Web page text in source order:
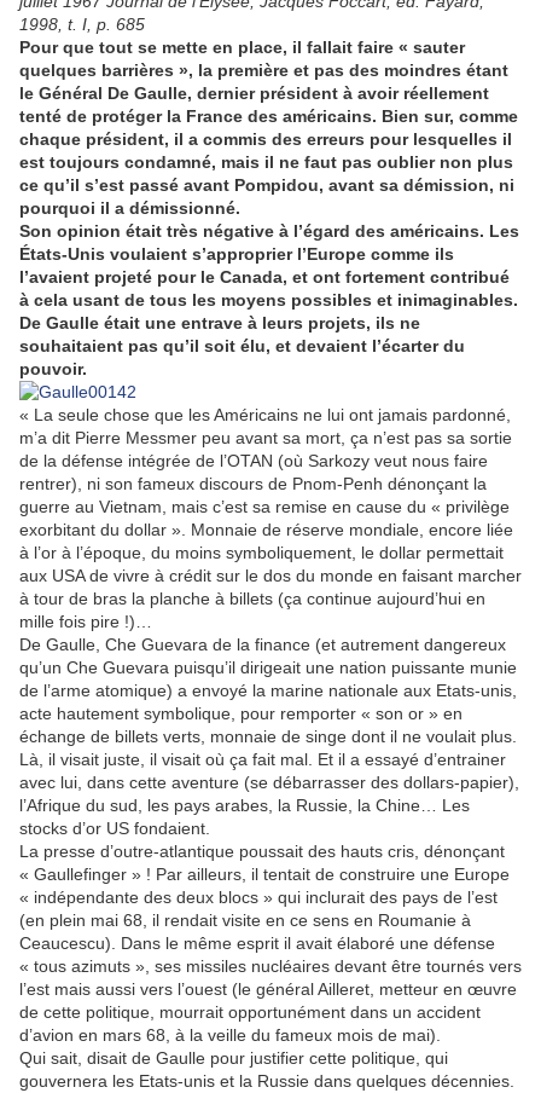
1998, t. I, p. 685
Pour que tout se mette en place, il fallait faire « sauter
quelques barrières », la première et pas des moindres étant
le Général De Gaulle, dernier président à avoir réellement
tenté de protéger la France des américains. Bien sur, comme
chaque président, il a commis des erreurs pour lesquelles il
est toujours condamné, mais il ne faut pas oublier non plus
ce qu’il s’est passé avant Pompidou, avant sa démission, ni
pourquoi il a démissionné.
Son opinion était très négative à l’égard des américains. Les
États-Unis voulaient s’approprier l’Europe comme ils
l’avaient projeté pour le Canada, et ont fortement contribué
à cela usant de tous les moyens possibles et inimaginables.
De Gaulle était une entrave à leurs projets, ils ne
souhaitaient pas qu’il soit élu, et devaient l’écarter du
pouvoir.
« La seule chose que les Américains ne lui ont jamais pardonné,
m’a dit Pierre Messmer peu avant sa mort, ça n’est pas sa sortie
de la défense intégrée de l’OTAN (où Sarkozy veut nous faire
rentrer), ni son fameux discours de Pnom-Penh dénonçant la
guerre au Vietnam, mais c’est sa remise en cause du « privilège
exorbitant du dollar ». Monnaie de réserve mondiale, encore liée
à l’or à l’époque, du moins symboliquement, le dollar permettait
aux USA de vivre à crédit sur le dos du monde en faisant marcher
à tour de bras la planche à billets (ça continue aujourd’hui en
mille fois pire !)…
De Gaulle, Che Guevara de la finance (et autrement dangereux
qu’un Che Guevara puisqu’il dirigeait une nation puissante munie
de l’arme atomique) a envoyé la marine nationale aux Etats-unis,
acte hautement symbolique, pour remporter « son or » en
échange de billets verts, monnaie de singe dont il ne voulait plus.
Là, il visait juste, il visait où ça fait mal. Et il a essayé d’entrainer
avec lui, dans cette aventure (se débarrasser des dollars-papier),
l’Afrique du sud, les pays arabes, la Russie, la Chine… Les
stocks d’or US fondaient.
La presse d’outre-atlantique poussait des hauts cris, dénonçant
« Gaullefinger » ! Par ailleurs, il tentait de construire une Europe
« indépendante des deux blocs » qui inclurait des pays de l’est
(en plein mai 68, il rendait visite en ce sens en Roumanie à
Ceaucescu). Dans le même esprit il avait élaboré une défense
« tous azimuts », ses missiles nucléaires devant être tournés vers
l’est mais aussi vers l’ouest (le général Ailleret, metteur en œuvre
de cette politique, mourrait opportunément dans un accident
d’avion en mars 68, à la veille du fameux mois de mai).
Qui sait, disait de Gaulle pour justifier cette politique, qui
gouvernera les Etats-unis et la Russie dans quelques décennies.